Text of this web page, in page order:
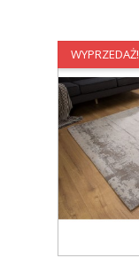
WYPRZEDAŻ!